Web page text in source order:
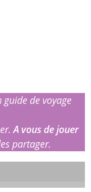
guide de voyage
A vous de jouer
partager.